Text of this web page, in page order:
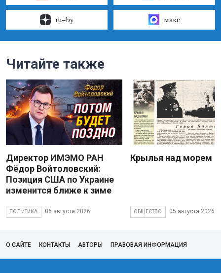
ru–by макс
Читайте также
Директор ИМЭМО РАН
Фёдор Войтоловский:
Позиция США по Украине
изменится ближе к зиме
ПОЛИТИКА 06 августа 2026
Крылья над морем
ОБЩЕСТВО 05 августа 2026
О САЙТЕ КОНТАКТЫ АВТОРЫ ПРАВОВАЯ ИНФОРМАЦИЯ